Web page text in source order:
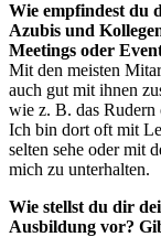
Wie empfindest du
Azubis und
Meetings oder
Mit den meisten
auch gut mit ihnen
wie z. B. das Rudern
Ich bin dort oft mit
selten sehe oder mit
mich zu unterhalten.
Wie stellst du dir
Ausbildung vor?